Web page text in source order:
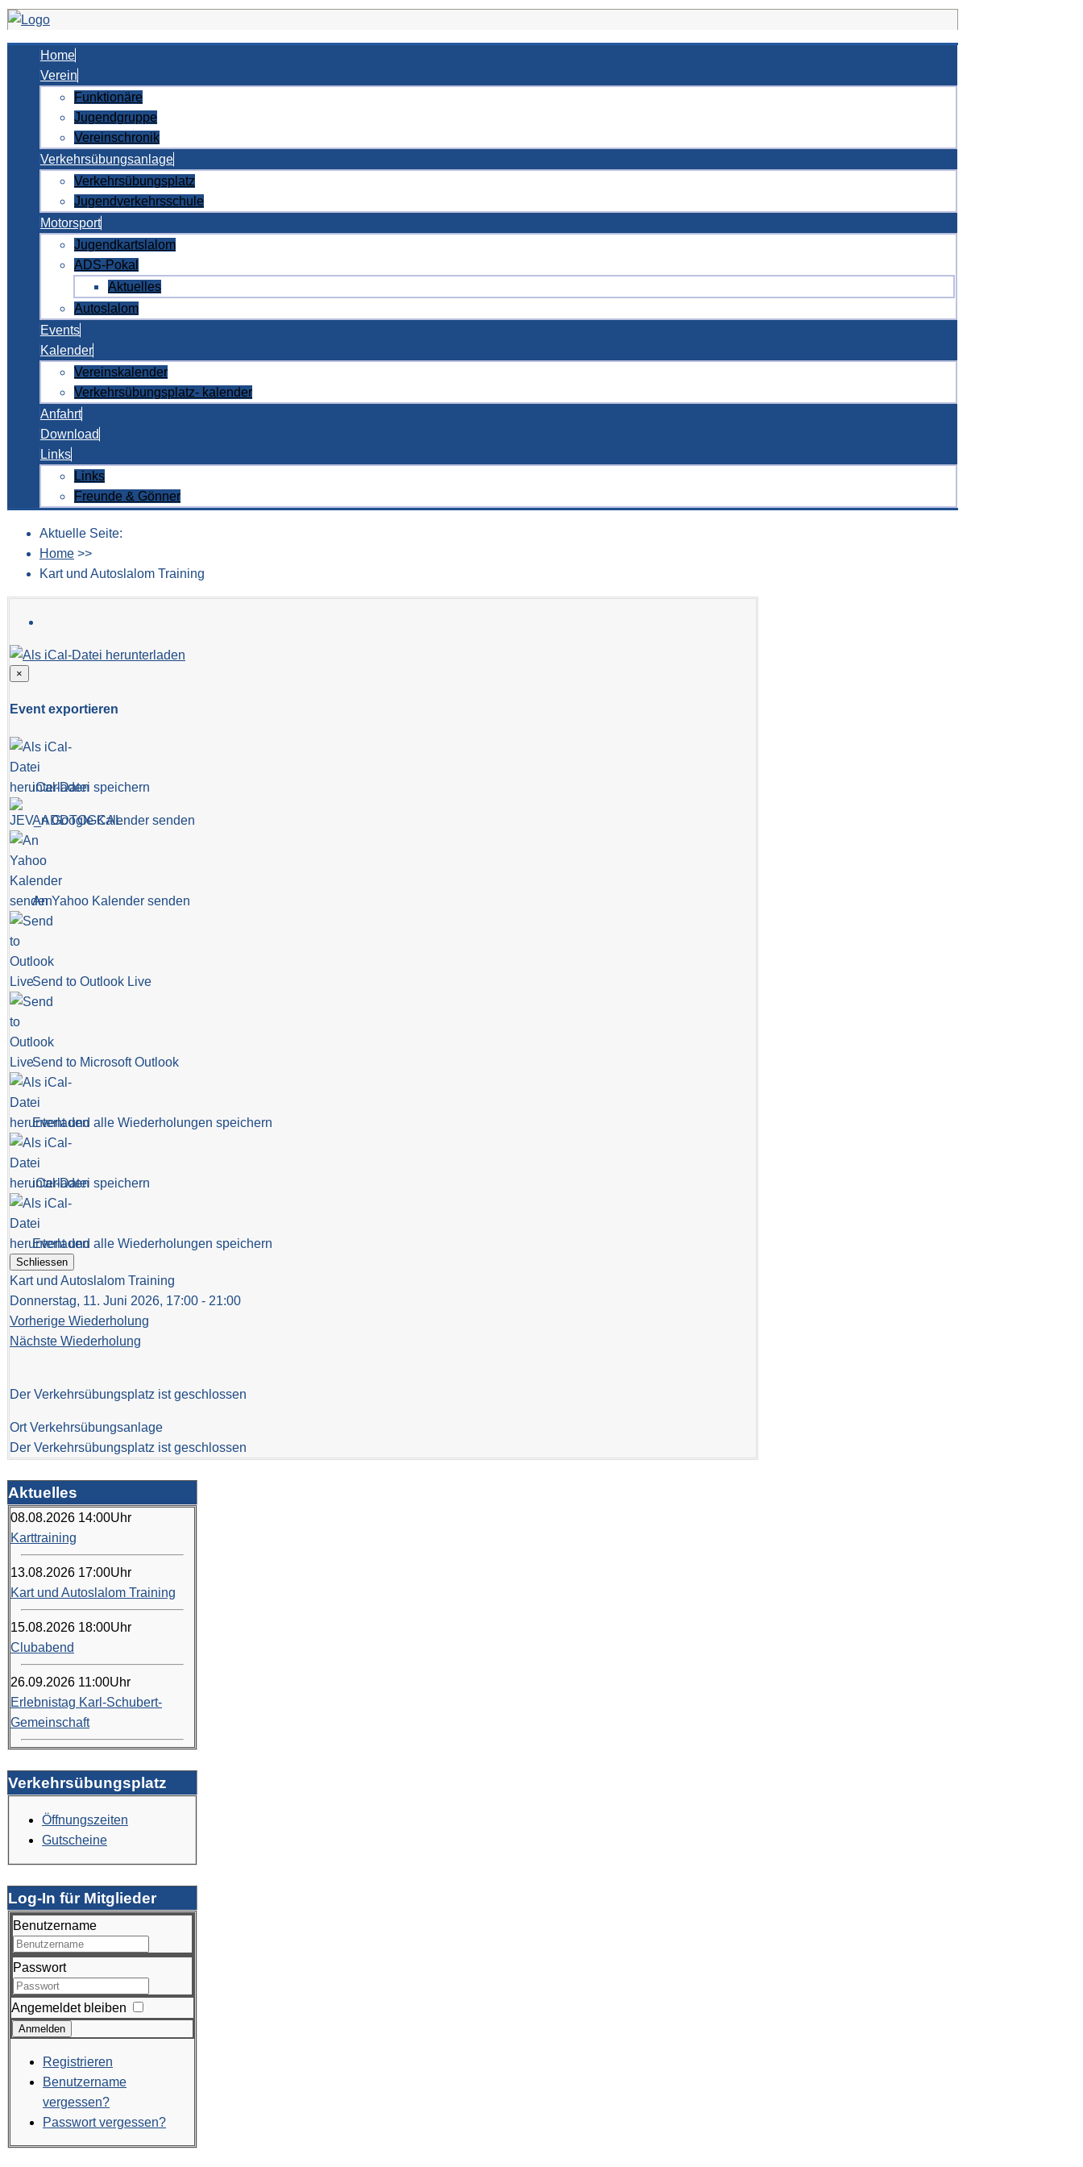
Home
Verein
Funktionäre
Jugendgruppe
Vereinschronik
Verkehrsübungsanlage
Verkehrsübungsplatz
Jugendverkehrsschule
Motorsport
Jugendkartslalom
ADS-Pokal
Aktuelles
Autoslalom
Events
Kalender
Vereinskalender
Verkehrsübungsplatz- kalender
Anfahrt
Download
Links
Links
Freunde & Gönner
Aktuelle Seite:
Home >>
Kart und Autoslalom Training
×
Event exportieren
iCal-Datei speichern
An Google Kalender senden
An Yahoo Kalender senden
Send to Outlook Live
Send to Microsoft Outlook
Event und alle Wiederholungen speichern
iCal-Datei speichern
Event und alle Wiederholungen speichern
Schliessen
Kart und Autoslalom Training
Donnerstag, 11. Juni 2026, 17:00 - 21:00
Vorherige Wiederholung
Nächste Wiederholung
Der Verkehrsübungsplatz ist geschlossen
OrtVerkehrsübungsanlage
Der Verkehrsübungsplatz ist geschlossen
Aktuelles
08.08.2026 14:00Uhr
Karttraining
13.08.2026 17:00Uhr
Kart und Autoslalom Training
15.08.2026 18:00Uhr
Clubabend
26.09.2026 11:00Uhr
Erlebnistag Karl-Schubert-
Gemeinschaft
Verkehrsübungsplatz
Öffnungszeiten
Gutscheine
Log-In für Mitglieder
Benutzername
Passwort
Angemeldet bleiben
Anmelden
Registrieren
Benutzername
vergessen?
Passwort vergessen?